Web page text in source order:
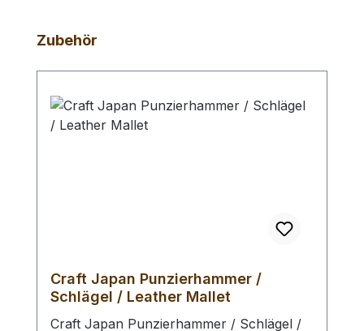
Produktgalerie überspringen
Zubehör
Craft Japan Punzierhammer /
Schlägel / Leather Mallet
Craft Japan Punzierhammer / Schlägel /